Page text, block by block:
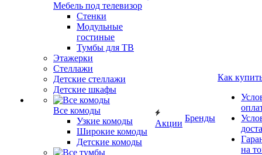
Мебель под телевизор
Стенки
Модульные
гостиные
Тумбы для ТВ
Этажерки
Стеллажи
Детские стеллажи
Детские шкафы
Все комоды
Узкие комоды
Широкие комоды
Детские комоды
Акции
Бренды
Как
на